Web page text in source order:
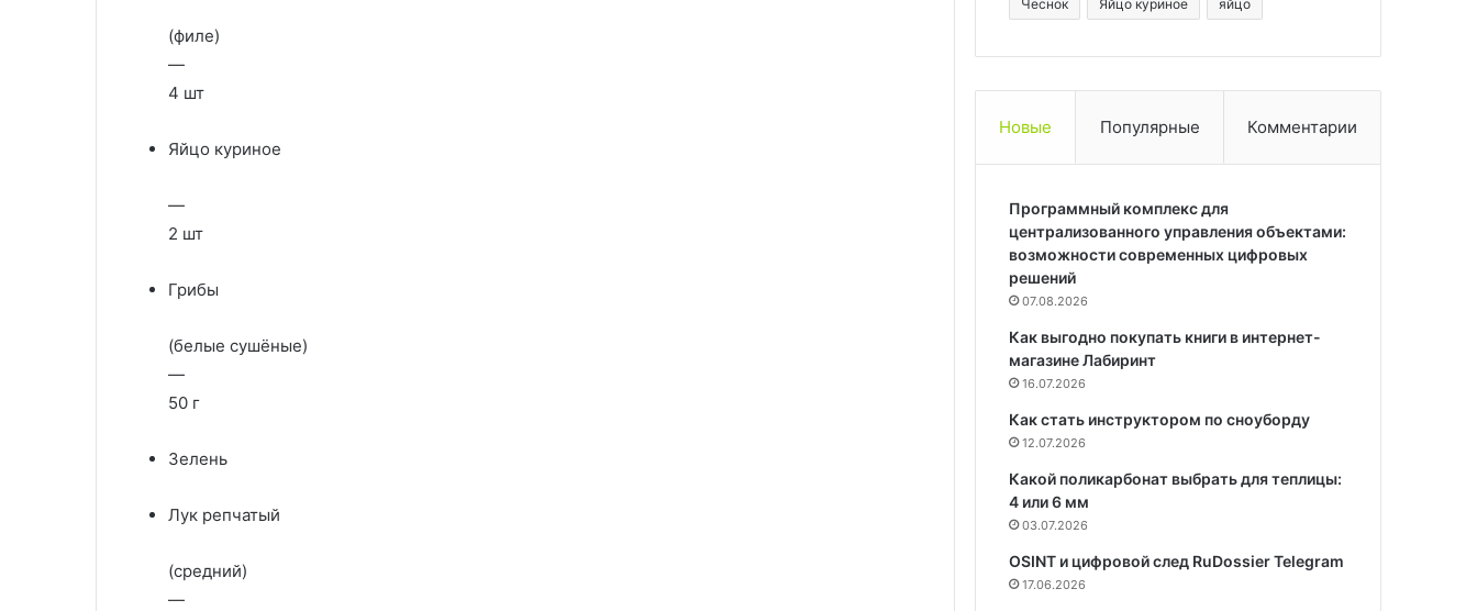
(филе)
—
4 шт
Яйцо куриное
—
2 шт
Грибы
(белые сушёные)
—
50 г
Зелень
Лук репчатый
(средний)
—
Чеснок Яйцо куриное яйцо
Новые Популярные Комментарии
Программный комплекс для
централизованного управления объектами:
возможности современных цифровых
решений
07.08.2026
Как выгодно покупать книги в интернет-
магазине Лабиринт
16.07.2026
Как стать инструктором по сноуборду
12.07.2026
Какой поликарбонат выбрать для теплицы:
4 или 6 мм
03.07.2026
OSINT и цифровой след RuDossier Telegram
17.06.2026